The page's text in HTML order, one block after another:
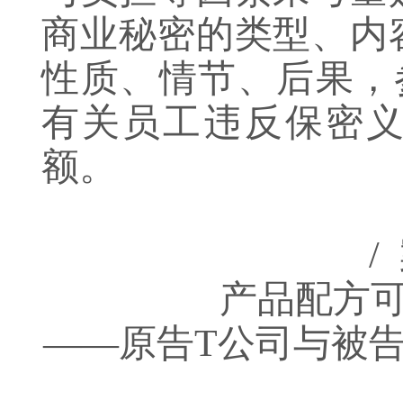
商业秘密的类型、
性质、情节、后果
有关员工违反保密
额。
/
产品配方
——原告T公司与被